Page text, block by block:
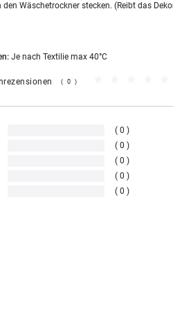
den Wäschetrockner stecken. (Reibt das
Je nach Textilie max 40°C
(0)
0
0
0
0
0